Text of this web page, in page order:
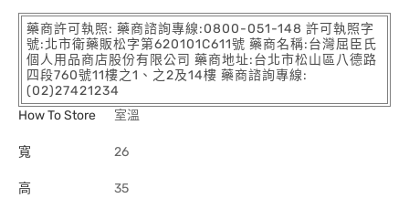
藥商許可執照: 藥商諮詢專線:0800-051-148 許可執照字
號:北市衛藥販松字第620101C611號 藥商名稱:台灣屈臣氏
個人用品商店股份有限公司 藥商地址:台北市松山區八德路
四段760號11樓之1、之2及14樓 藥商諮詢專線:
(02)27421234
How To Store
室溫
寬 26
高 35